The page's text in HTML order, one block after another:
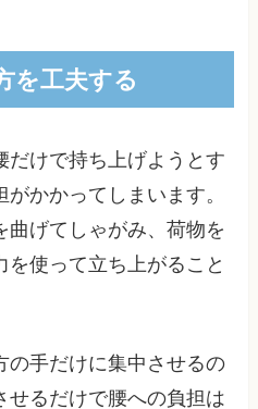
を工夫する
だけで持ち上げようとす
かかってしまいます。
曲げてしゃがみ、荷物を
使って立ち上がること
の手だけに集中させるの
せるだけで腰への負担は